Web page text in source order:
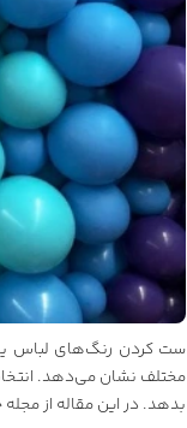
ست کردن رنگ‌های لباس
مختلف نشان می‌دهد.
بدهد. در این مقاله ازمجله